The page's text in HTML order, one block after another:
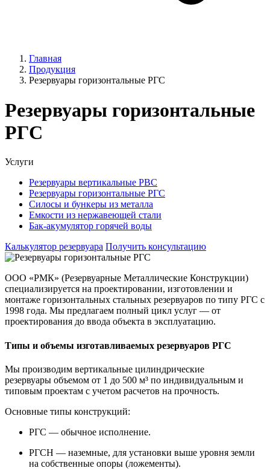
Главная
Продукция
Резервуары горизонтальные РГС
Резервуары горизонтальные
РГС
Услуги
Резервуары вертикальные РВС
Резервуары горизонтальные РГС
Силосы и бункеры из металла
Емкости из нержавеющей стали
Бак-акумулятор горячей воды
Калькулятор резервуара Получить консультацию
ООО «РМК» (Резервуарные Металлические Конструкции)
специализируется на проектировании, изготовлении и
монтаже горизонтальных стальных резервуаров по типу РГС с
1998 года. Мы предлагаем полный цикл услуг — от
проектирования до ввода объекта в эксплуатацию.
Типы и объемы изготавливаемых резервуаров РГС
Мы производим вертикальные цилиндрические
резервуары объемом от 1 до 500 м³ по индивидуальным и
типовым проектам с учетом расчетов на прочность.
Основные типы конструкций:
РГС — обычное исполнение.
РГСН — наземные, для установки выше уровня земли
на собственные опоры (ложементы).